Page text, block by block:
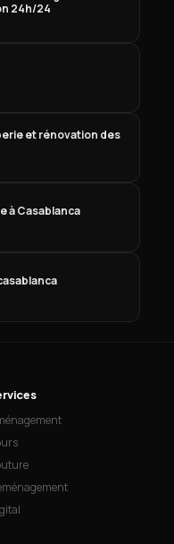
24h/24
et rénovation des
à Casablanca